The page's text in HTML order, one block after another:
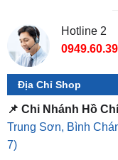
Địa Chỉ Shop
📌 Chi Nhánh Hồ
Trung Sơn, Bình
7)
📌 Chi Nhánh Bình